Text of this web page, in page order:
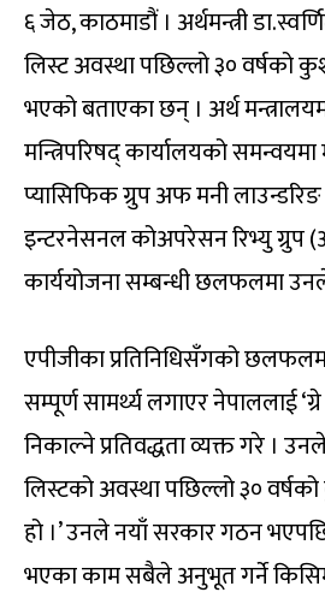
६ जेठ, काठमाडौं । अर्थमन्त्री
लिस्ट अवस्था पछिल्लो ३० वर्षको
भएको बताएका छन् । अर्थ
मन्त्रिपरिषद् कार्यालयको
प्यासिफिक ग्रुप अफ मनी
इन्टरनेसनल कोअपरेसन रिभ्यु
कार्ययोजना सम्बन्धी छलफलमा
एपीजीका प्रतिनिधिसँगको छलफलमा
सम्पूर्ण सामर्थ्य लगाएर नेपाललाई
निकाल्ने प्रतिवद्धता व्यक्त गरे ।
लिस्टको अवस्था पछिल्लो ३०
हो ।’ उनले नयाँ सरकार गठन
भएका काम सबैले अनुभूत गर्ने